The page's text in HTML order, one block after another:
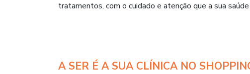
tratamentos, com o cuidado e atenção que a sua
A SER É A SUA CLÍNICA NO